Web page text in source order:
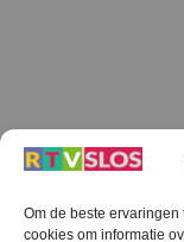
Om de beste
cookies om informatie